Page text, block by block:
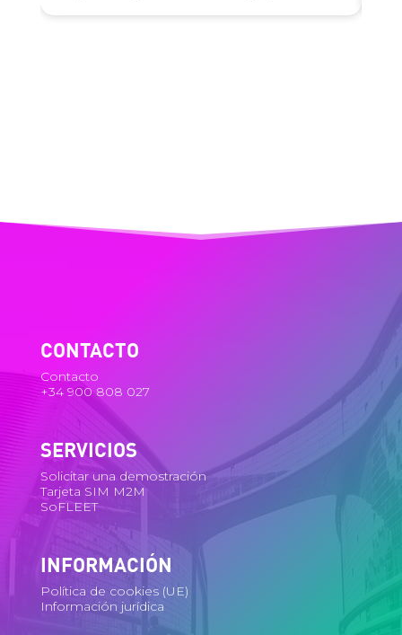
CONTACTO
Contacto
+34 900 808 027
SERVICIOS
Solicitar una demostración
Tarjeta SIM M2M
SoFLEET
INFORMACIÓN
Política de cookies (UE)
Información jurídica